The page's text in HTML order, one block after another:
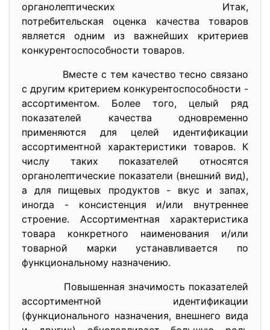
органолептических Итак,
потребительская оценка качества товаров
является одним из важнейших критериев
конкурентоспособности товаров.
Вместе с тем качество тесно связано
с другим критерием конкурентоспособности -
ассортиментом. Более того, целый ряд
показателей качества одновременно
применяются для целей идентификации
ассортиментной характеристики товаров. К
числу таких показателей относятся
органолептические показатели (внешний вид),
а для пищевых продуктов - вкус и запах,
иногда - консистенция и/или внутреннее
строение. Ассортиментная характеристика
товара конкретного наименования и/или
товарной марки устанавливается по
функциональному назначению.
Повышенная значимость показателей
ассортиментной идентификации
(функционального назначения, внешнего вида